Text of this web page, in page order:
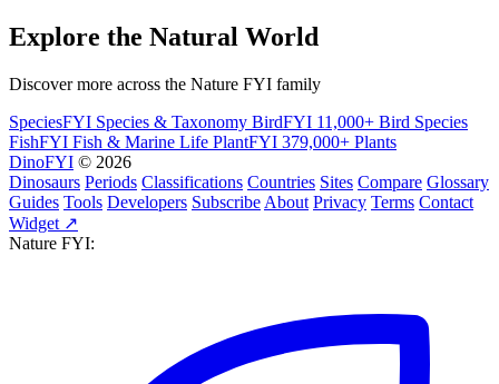
Explore the Natural World
Discover more across the Nature FYI family
SpeciesFYI Species & Taxonomy BirdFYI 11,000+ Bird Species
FishFYI Fish & Marine Life PlantFYI 379,000+ Plants
DinoFYI © 2026
Dinosaurs Periods Classifications Countries Sites Compare Glossary
Guides Tools Developers Subscribe About Privacy Terms Contact
Widget ↗
Nature FYI: